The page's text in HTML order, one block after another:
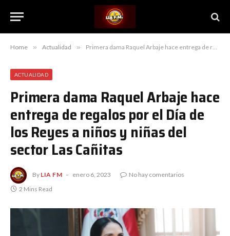
Home » Actualidad » Primera dama Raquel Arbaje hace entrega de regalos por el Día de los Reyes a niños y niñas del sector Las Cañitas
ACTUALIDAD
Primera dama Raquel Arbaje hace
entrega de regalos por el Día de
los Reyes a niños y niñas del
sector Las Cañitas
By LIA FM enero 6, 2023
No hay comentarios
2 Mins Read